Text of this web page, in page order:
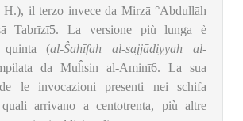
H.), il terzo invece da Mirzā °Abdullāh
Tabrīzī5. La versione più lunga è
quinta (al-Ŝahīfah al-sajjādiyyah al-
da Muĥsin al-Aminī6. La sua
le invocazioni presenti nei schifa
arrivano a centotrenta, più altre